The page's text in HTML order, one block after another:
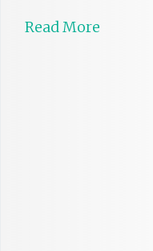
Read More